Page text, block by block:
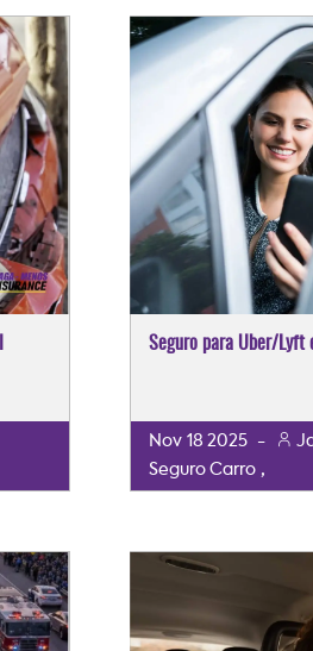
Seguro para Uber/Lyft
Nov 18 2025 -
Seguro Carro,